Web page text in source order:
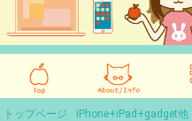
トップページ iPhone+iPad+gadget他